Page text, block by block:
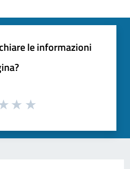
le informazioni